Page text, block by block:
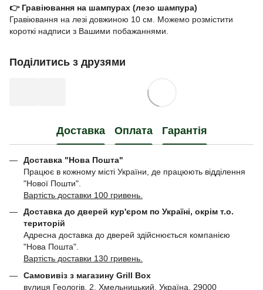
👉 Гравіювання на шампурах (лезо шампура)
Гравіювання на лезі довжиною 10 см. Можемо розмістити
короткі надписи з Вашими побажаннями.
Поділитись з друзями
Доставка Оплата Гарантія
Доставка "Нова Пошта"
Працює в кожному місті України, де працюють відділення
"Нової Пошти".
Вартість доставки 100 гривень.
Доставка до дверей кур'єром по Україні, окрім т.о.
територій
Адресна доставка до дверей здійснюється компанією
"Нова Пошта".
Вартість доставки 130 гривень.
Самовивіз з магазину Grill Box
вулиця Геологів, 2, Хмельницький, Україна, 29000